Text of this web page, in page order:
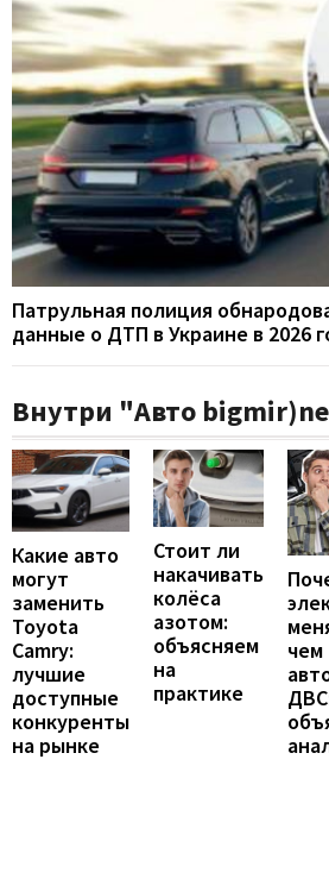
Патрульная полиция
данные о ДТП в Украине в 2026
Внутри "Авто
Какие авто
могут
заменить
Toyota
Camry:
лучшие
доступные
конкуренты
на рынке
Стоит ли
накачивать
колёса
азотом:
объясняем
на
практике
чем